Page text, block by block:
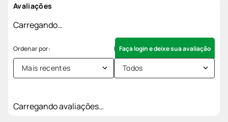
Avaliações
Carregando…
Faça login e deixe sua avaliação
Mais recentes Todos
Carregando avaliações…